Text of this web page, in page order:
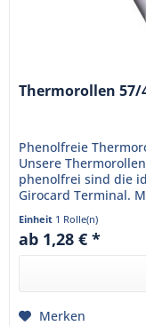
Thermorollen 57/
Phenolfreie
Unsere
phenolfrei sind die
Girocard Terminal.
Durchmesser von...
Einheit 1 Rolle(n)
ab 1,28 € *
Merken